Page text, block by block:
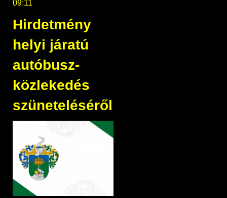
09:11
Hirdetmény
helyi járatú
autóbusz-
közlekedés
szüneteléséről